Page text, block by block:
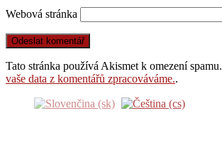
Webová stránka
Tato stránka používá Akismet k omezení spamu.
vaše data z komentářů zpracováváme..